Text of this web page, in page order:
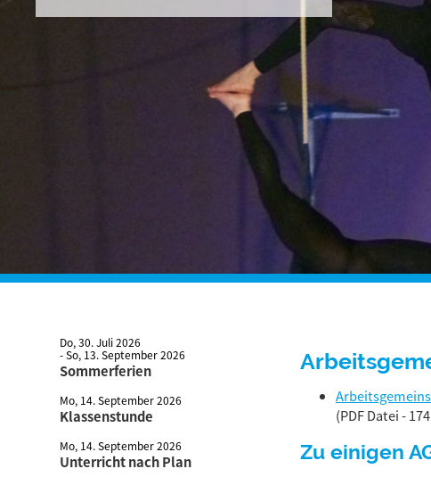
(PDF Datei -
Zu einigen
Do, 30. Juli 2026
- So, 13. September 2026
Sommerferien
Mo, 14. September 2026
Klassenstunde
Mo, 14. September 2026
Unterricht nach Plan